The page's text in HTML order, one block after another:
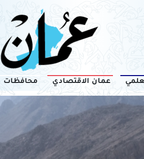
عمان الاقتصادي محافظات